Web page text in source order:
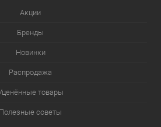
Акции
Бренды
Новинки
Распродажа
товары
Полезные советы